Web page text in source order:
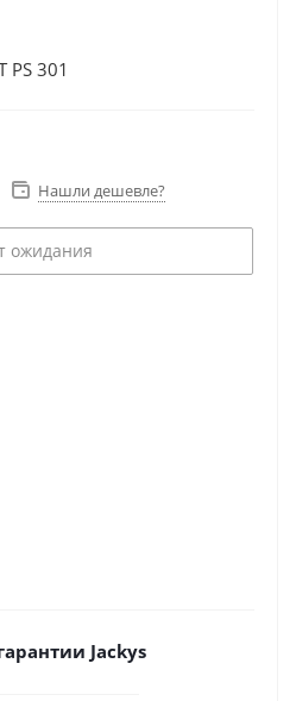
PS 301
Нашли дешевле?
ожидания
Jackys